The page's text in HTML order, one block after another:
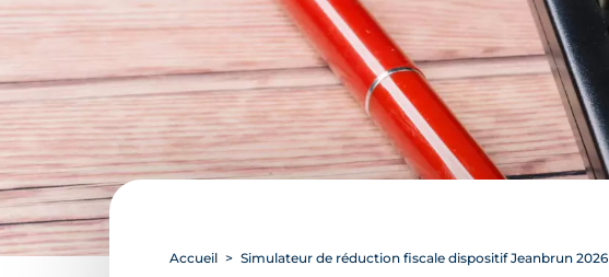
Accueil Simulateur de réduction fiscale dispositif Jeanbrun 2026